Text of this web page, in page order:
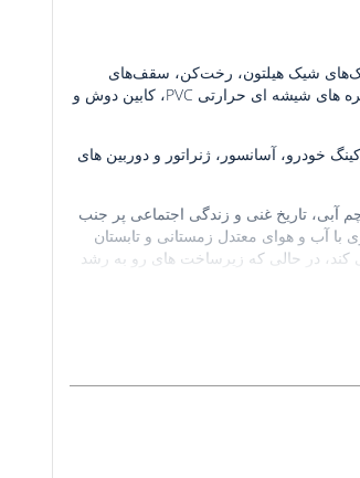
گرمایش گاز طبیعی، سینک‌های شیک هیلتون، رخت‌کن، سقف‌های
کاذب، کابینت‌های آشپزخانه مدرن، و آشپزخانه‌های اوپن هستند. امکانات رفاهی اضافی شامل پنجره های شیشه ای حرارتی PVC، کابین دوش و
مربع است. زندگی امن با پارکینگ خودرو، آسانسور، ژنراتور و دوربین های
خط ساحلی 320 کیلومتری، سواحل با پرچم آبی، تاریخ غنی و زندگی اجتماعی پر جنب
آب و هوای معتدل زمستانی و تابستان
کند، در حالی که زیرساخت های رو به رشد